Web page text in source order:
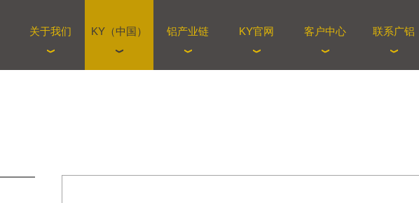
关于我们 KY（中国） 铝产业链 KY官网 客户中心 联系广铝